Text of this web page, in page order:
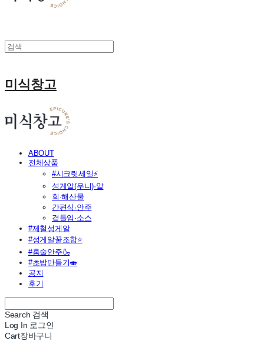
미식창고
ABOUT
전체상품
#시크릿세일⚡
성게알(우니)·알
회·해산물
간편식·안주
곁들임·소스
#제철성게알
#성게알꿀조합⭐
#홈술안주🍶
#초밥만들기🍣
공지
후기
Search 검색
Log In 로그인
Cart장바구니